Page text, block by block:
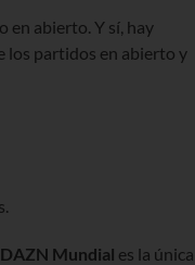
en abierto. Y sí, hay
los partidos en abierto y
DAZN Mundial es la única